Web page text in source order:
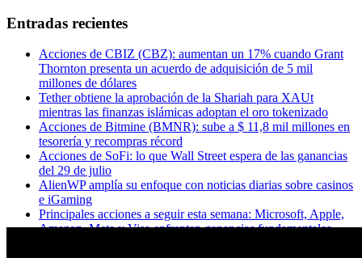
Entradas recientes
Acciones de CBIZ (CBZ): aumentan un 17% cuando Grant
Thornton presenta un acuerdo de adquisición de 5 mil
millones de dólares
Tether obtiene la aprobación de la Shariah para XAUt
mientras las finanzas islámicas adoptan el oro tokenizado
Acciones de Bitmine (BMNR): sube a $ 11,8 mil millones en
tesorería y recompras récord
Acciones de SoFi: lo que Wall Street espera de las ganancias
del 29 de julio
AlienWP amplía su enfoque con noticias diarias sobre casinos
e iGaming
Principales acciones a seguir esta semana: Microsoft, Apple,
Amazon, Meta y Visa enfrentan ganancias fundamentales